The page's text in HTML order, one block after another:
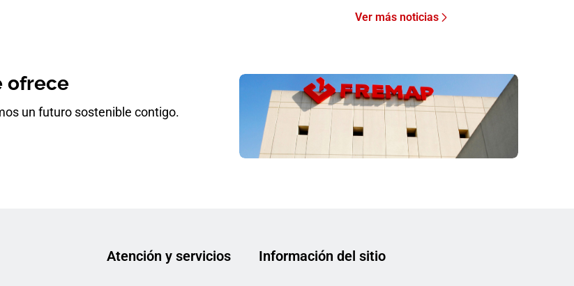
Ver más noticias
ofrece
un futuro sostenible contigo.
Atención y servicios Información del sitio